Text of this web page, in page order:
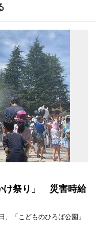
け祭り」 災害時給
「こどものひろば公園」